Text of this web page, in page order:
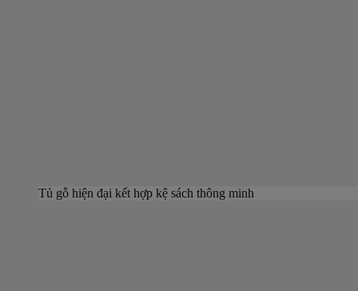
Tủ gỗ hiện đại kết hợp kệ sách thông minh